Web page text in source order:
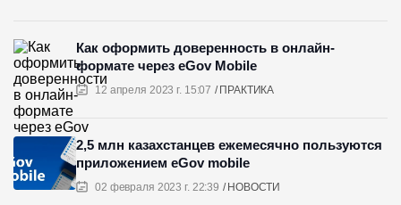
12 апреля 2023 г. 15:07 ПРАКТИКА
Как оформить доверенность в онлайн-
формате через eGov Mobile
02 февраля 2023 г. 22:39 НОВОСТИ
2,5 млн казахстанцев ежемесячно пользуются
приложением eGov mobile